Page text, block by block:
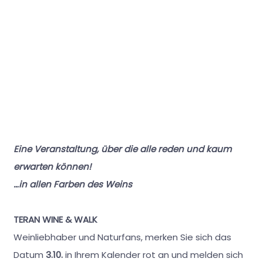
Eine Veranstaltung, über die alle reden und kaum
erwarten können!
…in allen Farben des Weins
TERAN WINE & WALK
Weinliebhaber und Naturfans, merken Sie sich das
Datum 3.10.in Ihrem Kalender rot an und melden sich